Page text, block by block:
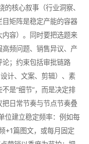
的核心叙事（行业洞察、
矩阵是稳定产能的容器
内容）。同时要把选题来
频问题、销售异议、产
；约束包括审批链路
计、文案、剪辑）、素
是“细节”，而是决定排
日常节奏与节点节奏叠
位建立稳定频率：例如每
+1篇图文，或每月固定